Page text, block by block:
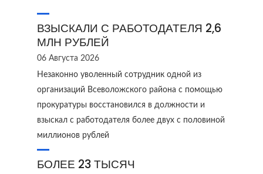
ВЗЫСКАЛИ С РАБОТОДАТЕЛЯ 2,6
МЛН РУБЛЕЙ
06 Августа 2026
Незаконно уволенный сотрудник одной из
организаций Всеволожского района с помощью
прокуратуры восстановился в должности и
взыскал с работодателя более двух с половиной
миллионов рублей
БОЛЕЕ 23 ТЫСЯЧ